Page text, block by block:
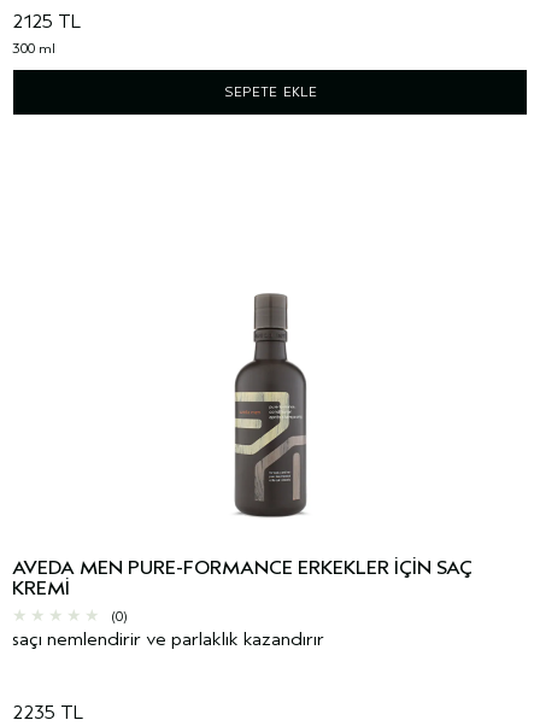
2125 TL
300 ml
SEPETE EKLE
AVEDA MEN PURE-FORMANCE ERKEKLER IÇIN SAÇ
KREMI
(0)
saçı nemlendirir ve parlaklık kazandırır
2235 TL